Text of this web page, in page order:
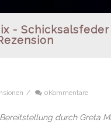
- Schicksalsfeder
/ 0Kommentare
durch Greta